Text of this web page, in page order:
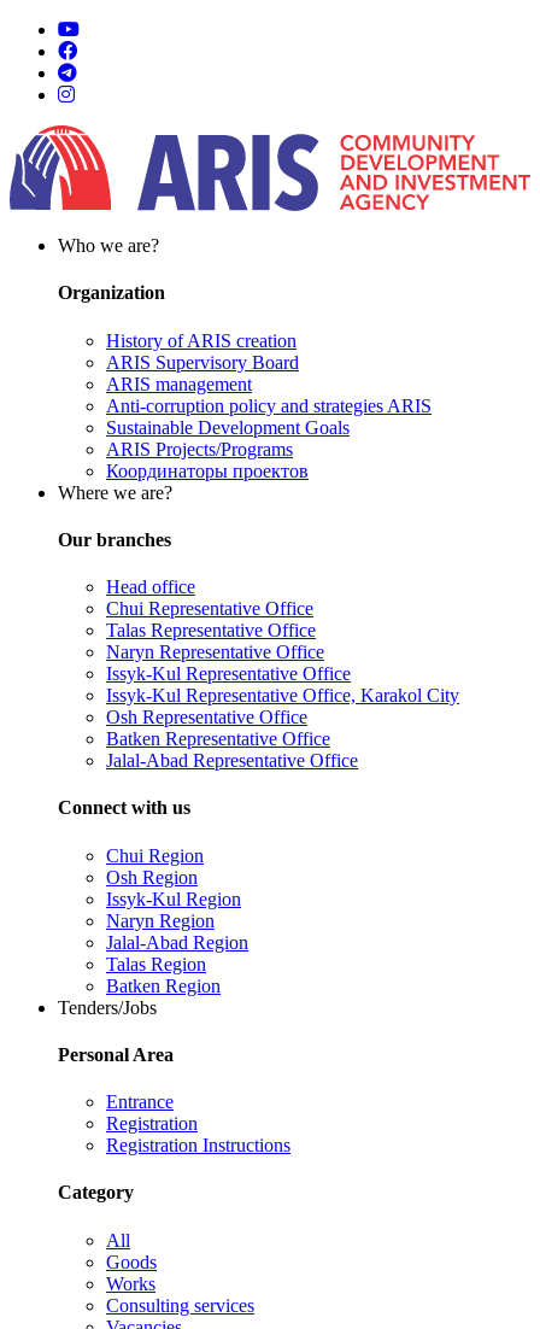
Who we are?
Organization
History of ARIS creation
ARIS Supervisory Board
ARIS management
Anti-corruption policy and strategies ARIS
Sustainable Development Goals
ARIS Projects/Programs
Координаторы проектов
Where we are?
Our branches
Head office
Chui Representative Office
Talas Representative Office
Naryn Representative Office
Issyk-Kul Representative Office
Issyk-Kul Representative Office, Karakol City
Osh Representative Office
Batken Representative Office
Jalal-Abad Representative Office
Connect with us
Chui Region
Osh Region
Issyk-Kul Region
Naryn Region
Jalal-Abad Region
Talas Region
Batken Region
Tenders/Jobs
Personal Area
Entrance
Registration
Registration Instructions
Category
All
Goods
Works
Consulting services